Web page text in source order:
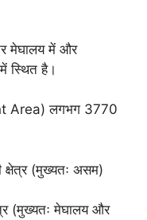
मेघालय में और
स्थित है।
Area) लगभग 3770
क्षेत्र (मुख्यतः असम)
(मुख्यतः मेघालय और